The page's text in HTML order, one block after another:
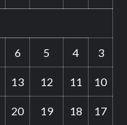
3
4
5
6
10
11
12
13
17
18
19
20